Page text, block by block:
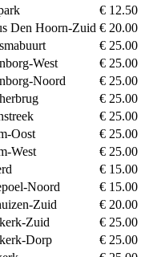
€ 12.50
Den Hoorn-Zuid € 20.00
€ 25.00
West € 25.00
Noord € 25.00
€ 25.00
€ 25.00
Oost € 25.00
West € 25.00
€ 15.00
Noord € 15.00
Zuid € 20.00
Zuid € 25.00
Dorp € 25.00